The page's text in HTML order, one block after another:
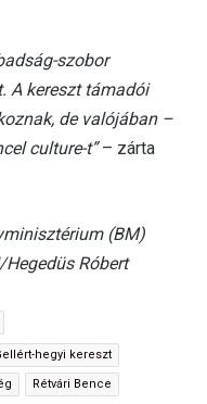
szobor
A kereszt támadói
de valójában –
culture-t”– zárta
(BM)
Róbert
hegyi kereszt
Rétvári Bence